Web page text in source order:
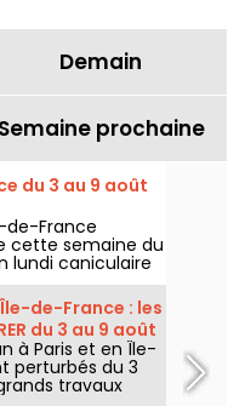
Demain
Semaine prochaine
du 3 au 9 août
de-France
cette semaine du
lundi caniculaire
les
baisser
plus chaud et
de-France : les
du 3 au 9 août
à Paris et en Île-
perturbés du 3
travaux